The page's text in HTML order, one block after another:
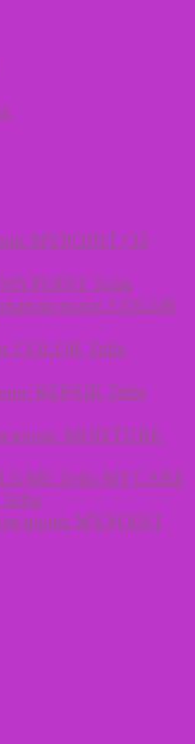
MYPOINT (33
Tefia
волос COLOR
COLOR Tefia
REPAIR Tefia
волос MOISTURE
Tefia MYCARE
волос MYPOINT